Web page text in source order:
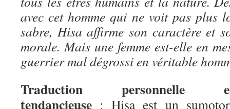
avec cet homme qui ne voit pas plus
sabre, Hisa affirme son caractère et
morale. Mais une femme est-elle en
guerrier mal dégrossi en véritable
Traduction personnelle
tendancieuse : Hisa est un